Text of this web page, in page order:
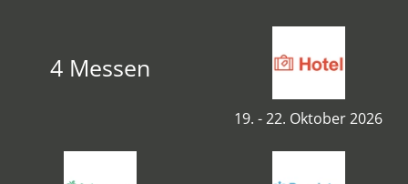
4 Messen
19. - 22. Oktober 2026